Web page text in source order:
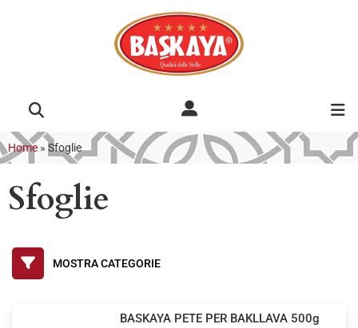
Home » Sfoglie
Sfoglie
BASKAYA PETE PER BAKLLAVA 500g